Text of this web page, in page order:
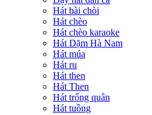
Hát bài chòi
Hát chèo
Hát chèo karaoke
Hát Dặm Hà Nam
Hát múa
Hát ru
Hát then
Hát Then
Hát trống quân
Hát tuồng